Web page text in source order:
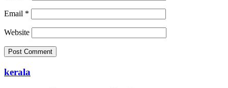
Email *
Website
kerala